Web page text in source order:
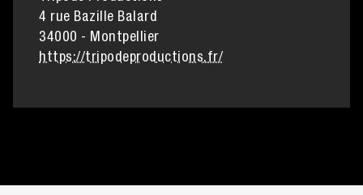
4 rue Bazille Balard
34000 - Montpellier
https://tripodeproductions.fr/